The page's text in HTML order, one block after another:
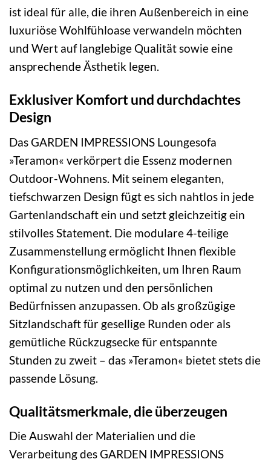
ist ideal für alle, die ihren Außenbereich in eine
luxuriöse Wohlfühloase verwandeln möchten
und Wert auf langlebige Qualität sowie eine
ansprechende Ästhetik legen.
Exklusiver Komfort und durchdachtes
Design
Das GARDEN IMPRESSIONS Loungesofa
»Teramon« verkörpert die Essenz modernen
Outdoor-Wohnens. Mit seinem eleganten,
tiefschwarzen Design fügt es sich nahtlos in jede
Gartenlandschaft ein und setzt gleichzeitig ein
stilvolles Statement. Die modulare 4-teilige
Zusammenstellung ermöglicht Ihnen flexible
Konfigurationsmöglichkeiten, um Ihren Raum
optimal zu nutzen und den persönlichen
Bedürfnissen anzupassen. Ob als großzügige
Sitzlandschaft für gesellige Runden oder als
gemütliche Rückzugsecke für entspannte
Stunden zu zweit – das »Teramon« bietet stets die
passende Lösung.
Qualitätsmerkmale, die überzeugen
Die Auswahl der Materialien und die
Verarbeitung des GARDEN IMPRESSIONS